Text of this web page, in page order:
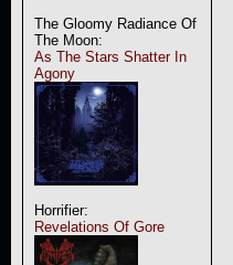
The Gloomy Radiance Of
The Moon:
As The Stars Shatter In
Agony
Horrifier:
Revelations Of Gore